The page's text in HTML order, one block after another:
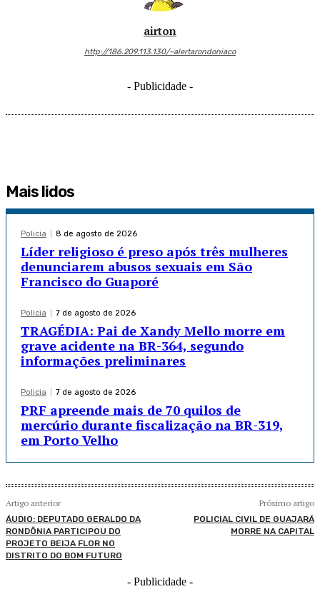
airton
http://186.209.113.130/~alertarondoniaco
- Publicidade -
Mais lidos
Policia 8 de agosto de 2026
Líder religioso é preso após três mulheres
denunciarem abusos sexuais em São
Francisco do Guaporé
Policia 7 de agosto de 2026
TRAGÉDIA: Pai de Xandy Mello morre em
grave acidente na BR-364, segundo
informações preliminares
Policia 7 de agosto de 2026
PRF apreende mais de 70 quilos de
mercúrio durante fiscalização na BR-319,
em Porto Velho
Artigo anterior
ÁUDIO: DEPUTADO GERALDO DA
RONDÔNIA PARTICIPOU DO
PROJETO BEIJA FLOR NO
DISTRITO DO BOM FUTURO
Próximo artigo
POLICIAL CIVIL DE GUAJARÁ
MORRE NA CAPITAL
- Publicidade -